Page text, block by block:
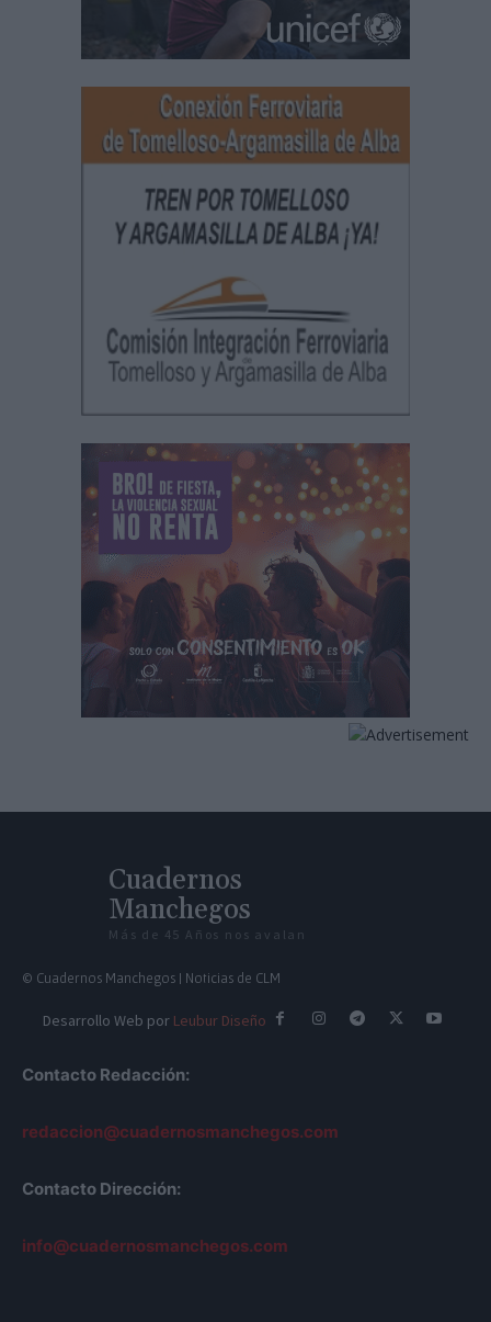
Cuadernos
Manchegos
Más de 45 Años nos avalan
© Cuadernos Manchegos | Noticias de CLM
Desarrollo Web por Leubur Diseño
Contacto Redacción:
redaccion@cuadernosmanchegos.com
Contacto Dirección:
info@cuadernosmanchegos.com